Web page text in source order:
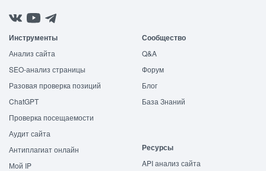
Инструменты
Анализ сайта
SEO-анализ страницы
Разовая проверка позиций
ChatGPT
Проверка посещаемости
Аудит сайта
Антиплагиат онлайн
Мой IP
Сообщество
Q&A
Форум
Блог
База Знаний
Ресурсы
API анализ сайта